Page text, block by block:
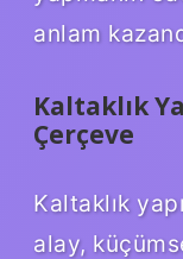
anlam
Kaltaklık
Çerçeve
Kaltaklık
alay,